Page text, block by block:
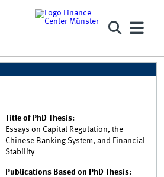
Title of PhD Thesis:
Essays on Capital Regulation, the
Chinese Banking System, and Financial
Stability
Publications Based on PhD Thesis: